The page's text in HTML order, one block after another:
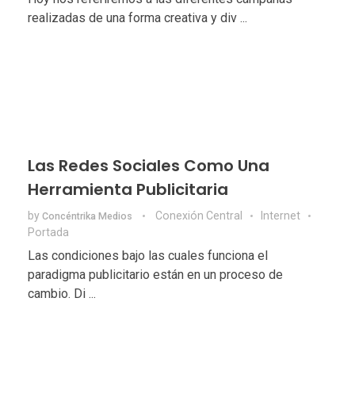
realizadas de una forma creativa y div ...
Las Redes Sociales Como Una
Herramienta Publicitaria
by Concéntrika Medios Conexión Central
Internet
Portada
Las condiciones bajo las cuales funciona el
paradigma publicitario están en un proceso de
cambio. Di ...